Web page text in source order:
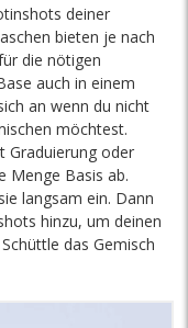
deiner
bieten je nach
die nötigen
auch in einem
an wenn du nicht
möchtest.
Graduierung oder
Menge Basis ab.
langsam ein. Dann
hinzu, um deinen
das Gemisch